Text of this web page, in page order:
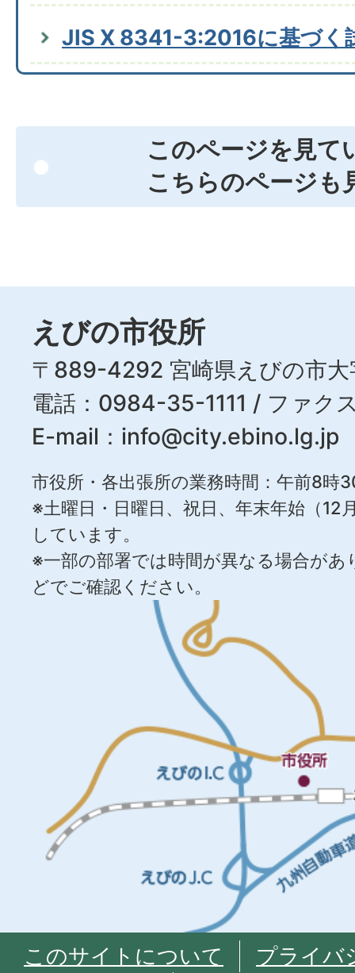
JIS X 8341-3:2016に基づく
このページを見て
こちらのページも
えびの市役所
〒889-4292 宮崎県えびの市大
電話：0984-35-1111 / ファ
E-mail： info@city.ebino.lg.jp
市役所・各出張所の業務時間：午前8時
※土曜日・日曜日、祝日、年末年始（12
しています。
※一部の部署では時間が異なる場合が
どでご確認ください。
このサイトについて
プライバ